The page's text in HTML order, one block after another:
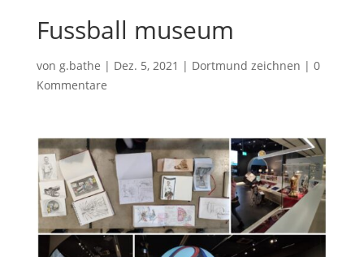
Fussball museum
von g.bathe | Dez. 5, 2021 | Dortmund zeichnen | 0
Kommentare